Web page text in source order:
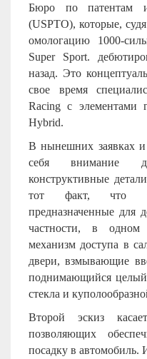
Бюро по патентам
(USPTO), которые,
омологацию 1000-
Super Sport.
назад. Это
свое время
Racing с элементами
Hybrid.
В нынешних заявках
себя внимание
конструктивные
тот факт, что
предназначенные для
частности, в одном
механизм доступа в
двери, взмывающие
поднимающийся целый
стекла и
Второй эскиз
позволяющих
посадку в автомобиль.